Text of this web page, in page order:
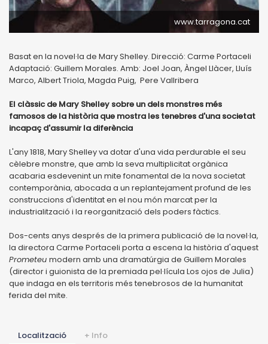
www.tarragona.cat
Basat en la novel·la de Mary Shelley. Direcció: Carme Portaceli
Adaptació: Guillem Morales. Amb: Joel Joan, Àngel Llàcer, Lluís
Marco, Albert Triola, Magda Puig, Pere Vallribera
El clàssic de Mary Shelley sobre un dels monstres més
famosos de la història que mostra les tenebres d'una societat
incapaç d'assumir la diferència
L'any 1818, Mary Shelley va dotar d'una vida perdurable el seu
cèlebre monstre, que amb la seva multiplicitat orgànica
acabaria esdevenint un mite fonamental de la nova societat
contemporània, abocada a un replantejament profund de les
construccions d'identitat en el nou món marcat per la
industrialització i la reorganització dels poders fàctics.
Dos-cents anys després de la primera publicació de la novel·la,
la directora Carme Portaceli porta a escena la història d'aquest
Prometeu modern amb una dramatúrgia de Guillem Morales
(director i guionista de la premiada pel·lícula Los ojos de Julia)
que indaga en els territoris més tenebrosos de la humanitat
ferida del mite.
Localització + Info